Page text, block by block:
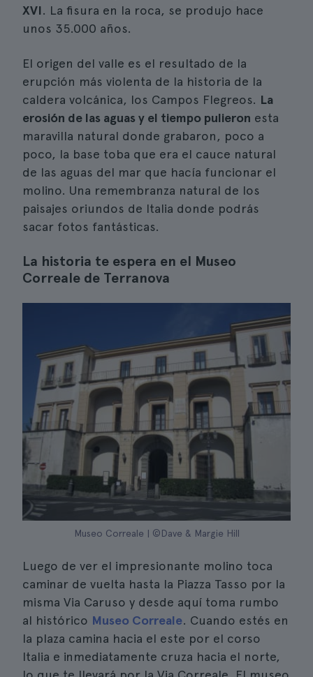
XVI. La fisura en la roca, se produjo hace
unos 35.000 años.
El origen del valle es el resultado de la
erupción más violenta de la historia de la
caldera volcánica, los Campos Flegreos. La
erosión de las aguas y el tiempo pulieron esta
maravilla natural donde grabaron, poco a
poco, la base toba que era el cauce natural
de las aguas del mar que hacía funcionar el
molino. Una remembranza natural de los
paisajes oriundos de Italia donde podrás
sacar fotos fantásticas.
La historia te espera en el Museo
Correale de Terranova
Museo Correale | ©Dave & Margie Hill
Luego de ver el impresionante molino toca
caminar de vuelta hasta la Piazza Tasso por la
misma Via Caruso y desde aquí toma rumbo
al histórico Museo Correale. Cuando estés en
la plaza camina hacia el este por el corso
Italia e inmediatamente cruza hacia el norte,